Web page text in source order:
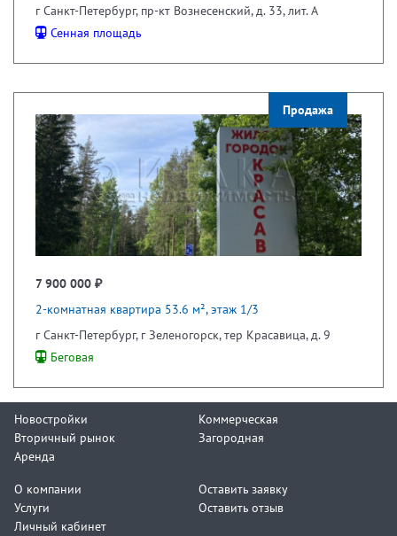
г Санкт-Петербург, пр-кт Вознесенский, д. 33, лит. А
Сенная площадь
Продажа
7 900 000 ₽
2-комнатная квартира 53.6 м², этаж 1/3
г Санкт-Петербург, г Зеленогорск, тер Красавица, д. 9
Беговая
Новостройки
Вторичный рынок
Аренда
Коммерческая
Загородная
О компании
Услуги
Личный кабинет
Оставить заявку
Оставить отзыв